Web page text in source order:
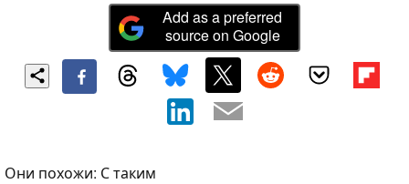
Add as a preferred
source on Google
Они похожи: С таким